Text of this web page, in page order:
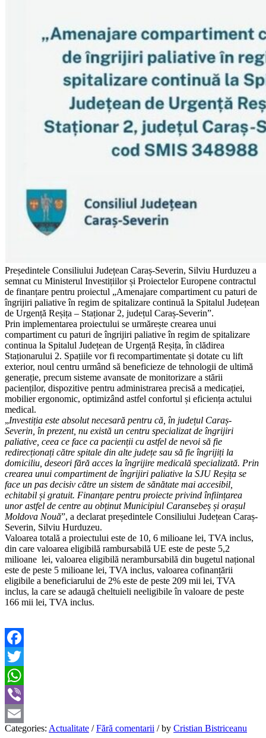
Președintele Consiliului Județean Caraș-Severin, Silviu Hurduzeu a
semnat cu Ministerul Investițiilor și Proiectelor Europene contractul
de finanțare pentru proiectul „Amenajare compartiment cu paturi de
îngrijiri paliative în regim de spitalizare continuă la Spitalul Județean
de Urgență Reșița – Staționar 2, județul Caraș-Severin”.
Prin implementarea proiectului se urmărește crearea unui
compartiment cu paturi de îngrijiri paliative în regim de spitalizare
continua la Spitalul Județean de Urgență Reșița, în clădirea
Staționarului 2. Spațiile vor fi recompartimentate și dotate cu lift
exterior, noul centru urmând să beneficieze de tehnologii de ultimă
generație, precum sisteme avansate de monitorizare a stării
pacienților, dispozitive pentru administrarea precisă a medicației,
mobilier ergonomic, optimizând astfel confortul și eficiența actului
medical.
„Investiția este absolut necesară pentru că, în județul Caraș-
Severin, în prezent, nu există un centru specializat de îngrijiri
paliative, ceea ce face ca pacienții cu astfel de nevoi să fie
redirecționați către spitale din alte județe sau să fie îngrijiți la
domiciliu, deseori fără acces la îngrijire medicală specializată. Prin
crearea unui compartiment de îngrijiri paliative la SJU Reșița se
face un pas decisiv către un sistem de sănătate mai accesibil,
echitabil și gratuit. Finanțare pentru proiecte privind înființarea
unor astfel de centre au obținut Municipiul Caransebeș și orașul
Moldova Nouă”, a declarat președintele Consiliului Județean Caraș-
Severin, Silviu Hurduzeu.
Valoarea totală a proiectului este de 10, 6 milioane lei, TVA inclus,
din care valoarea eligibilă rambursabilă UE este de peste 5,2
milioane lei, valoarea eligibilă nerambursabilă din bugetul național
este de peste 5 milioane lei, TVA inclus, valoarea cofinanțării
eligibile a beneficiarului de 2% este de peste 209 mii lei, TVA
inclus, la care se adaugă cheltuieli neeligibile în valoare de peste
166 mii lei, TVA inclus.
Facebook
Twitter
WhatsApp
Viber
Email
Categories: Actualitate / Fără comentarii /by Cristian Bistriceanu